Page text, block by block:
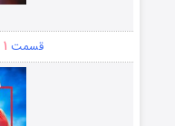
قسمت ۱ (زیرنویس)